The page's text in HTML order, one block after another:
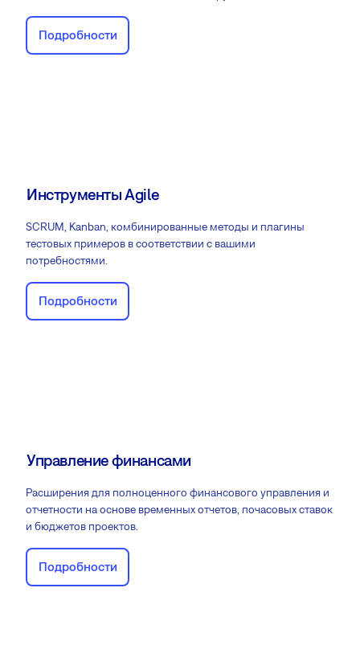
Подробности
Инструменты Agile
SCRUM, Kanban, комбинированные методы и плагины
тестовых примеров в соответствии с вашими
потребностями.
Подробности
Управление финансами
Расширения для полноценного финансового управления и
отчетности на основе временных отчетов, почасовых ставок
и бюджетов проектов.
Подробности